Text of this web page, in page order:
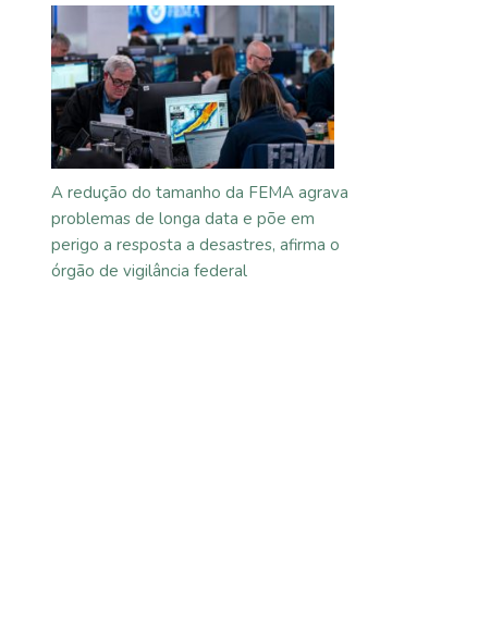
A redução do tamanho da FEMA agrava
problemas de longa data e põe em
perigo a resposta a desastres, afirma o
órgão de vigilância federal